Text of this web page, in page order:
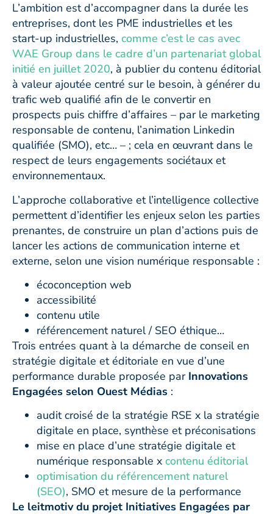
L’ambition est d’accompagner dans la durée les
entreprises, dont les PME industrielles et les
start-up industrielles, comme c’est le cas avec
WAE Group dans le cadre d’un partenariat global
initié en juillet 2020, à publier du contenu éditorial
à valeur ajoutée centré sur le besoin, à générer du
trafic web qualifié afin de le convertir en
prospects puis chiffre d’affaires – par le marketing
responsable de contenu, l’animation Linkedin
qualifiée (SMO), etc… – ; cela en œuvrant dans le
respect de leurs engagements sociétaux et
environnementaux.
L’approche collaborative et l’intelligence collective
permettent d’identifier les enjeux selon les parties
prenantes, de construire un plan d’actions puis de
lancer les actions de communication interne et
externe, selon une vision numérique responsable :
écoconception web
accessibilité
contenu utile
référencement naturel / SEO éthique…
Trois entrées quant à la démarche de conseil en
stratégie digitale et éditoriale en vue d’une
performance durable proposée par Innovations
Engagées selon Ouest Médias :
audit croisé de la stratégie RSE x la stratégie
digitale en place, synthèse et préconisations
mise en place d’une stratégie digitale et
numérique responsable x contenu éditorial
optimisation du référencement naturel
(SEO), SMO et mesure de la performance
Le leitmotiv du projet Initiatives Engagées par